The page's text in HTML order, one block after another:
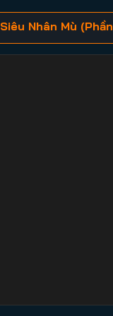
Siêu Nhân Mù